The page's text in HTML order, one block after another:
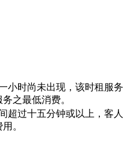
小时尚未出现，该时租服务
之最低消费。
超过十五分钟或以上，客人
。